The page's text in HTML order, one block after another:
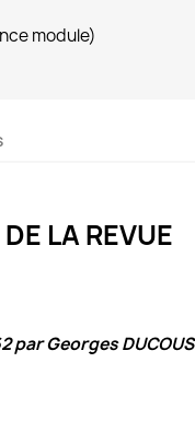
module)
LA REVUE
par Georges